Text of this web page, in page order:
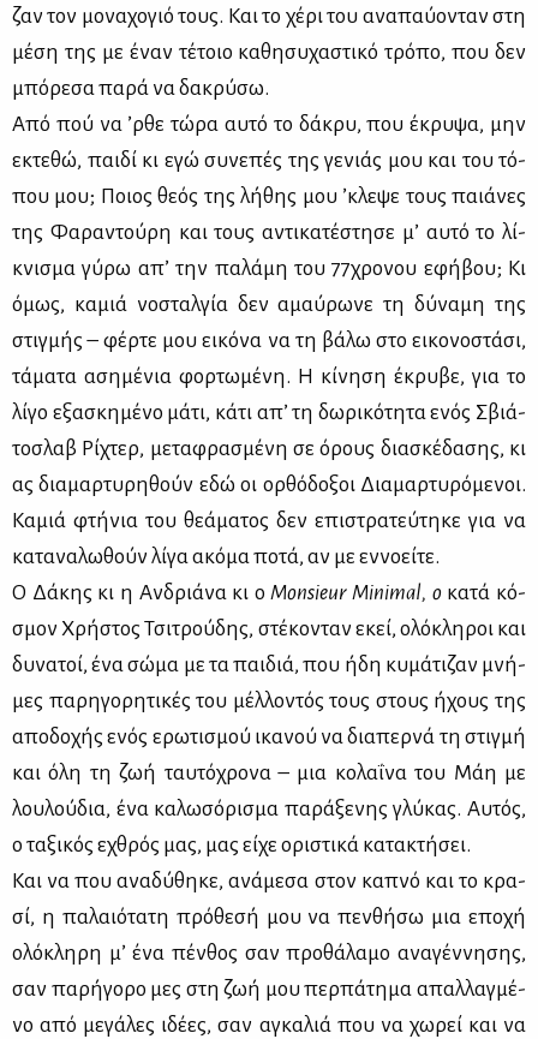
ζαν τον μο­να­χο­γιό τους. Και το χέ­ρι του ανα­παύ­ο­νταν στη
μέ­ση της με έναν τέ­τοιο κα­θη­συ­χα­στι­κό τρό­πο, που δεν
μπό­ρε­σα πα­ρά να δα­κρύ­σω.
Από πού να ’ρ­θε τώ­ρα αυ­τό το δά­κρυ, που έκρυ­ψα, μην
εκτε­θώ, παι­δί κι εγώ συ­νε­πές της γε­νιάς μου και του τό­
που μου; Ποιος θε­ός της λή­θης μου ’κλε­ψε τους παιά­νες
της Φα­ρα­ντού­ρη και τους αντι­κα­τέ­στη­σε μ’ αυ­τό το λί­
κνι­σμα γύ­ρω απ’ την πα­λά­μη του 77χρο­νου εφή­βου; Κι
όμως, κα­μιά νο­σταλ­γία δεν αμαύ­ρω­νε τη δύ­να­μη της
στιγ­μής – φέρ­τε μου ει­κό­να να τη βά­λω στο ει­κο­νο­στά­σι,
τά­μα­τα αση­μέ­νια φορ­τω­μέ­νη. Η κί­νη­ση έκρυ­βε, για το
λί­γο εξα­σκη­μέ­νο μά­τι, κά­τι απ’ τη δω­ρι­κό­τη­τα ενός Σβιά­
το­σλαβ Ρί­χτερ, με­τα­φρα­σμέ­νη σε όρους δια­σκέ­δα­σης, κι
ας δια­μαρ­τυ­ρη­θούν εδώ οι ορ­θό­δο­ξοι Δια­μαρ­τυ­ρό­με­νοι.
Κα­μιά φτή­νια του θε­ά­μα­τος δεν επι­στρα­τεύ­τη­κε για να
κα­τα­να­λω­θούν λί­γα ακό­μα πο­τά, αν με εν­νο­εί­τε.
Ο Δά­κης κι η Αν­δριά­να κι οMonsieur Minimal, ο κα­τά κό­
σμον Χρή­στος Τσι­τρού­δης, στέ­κο­νταν εκεί, ολό­κλη­ροι και
δυ­να­τοί, ένα σώ­μα με τα παι­διά, που ήδη κυ­μά­τι­ζαν μνή­
μες πα­ρη­γο­ρη­τι­κές του μέλ­λο­ντός τους στους ήχους της
απο­δο­χής ενός ερω­τι­σμού ικα­νού να δια­περ­νά τη στιγ­μή
και όλη τη ζωή ταυ­τό­χρο­να – μια κο­λα­ΐ­να του Μάη με
λου­λού­δια, ένα κα­λω­σό­ρι­σμα πα­ρά­ξε­νης γλύ­κας. Αυ­τός,
ο τα­ξι­κός εχθρός μας, μας εί­χε ορι­στι­κά κα­τα­κτή­σει.
Και να που ανα­δύ­θη­κε, ανά­με­σα στον κα­πνό και το κρα­
σί, η πα­λαιό­τα­τη πρό­θε­σή μου να πεν­θή­σω μια επο­χή
ολό­κλη­ρη μ’ ένα πέν­θος σαν προ­θά­λα­μο ανα­γέν­νη­σης,
σαν πα­ρή­γο­ρο μες στη ζωή μου περ­πά­τη­μα απαλ­λαγ­μέ­
νο από με­γά­λες ιδέ­ες, σαν αγκα­λιά που να χω­ρεί και να